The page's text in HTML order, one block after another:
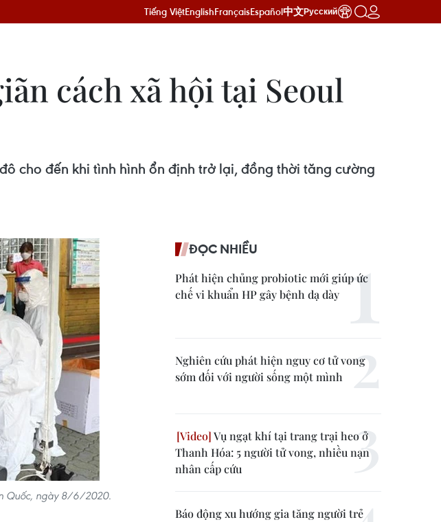
Tiếng ViệtEnglishFrançaisEspañol中文Русский
cách xã hội tại Seoul
cho đến khi tình hình ổn định trở lại, đồng thời tăng cường
Quốc, ngày 8/6/2020.
ĐỌC NHIỀU
Phát hiện chủng probiotic mới giúp ức
chế vi khuẩn HP gây bệnh dạ dày
Nghiên cứu phát hiện nguy cơ tử vong
sớm đối với người sống một mình
Vụ ngạt khí tại trang trại heo ở
Thanh Hóa: 5 người tử vong, nhiều nạn
nhân cấp cứu
Báo động xu hướng gia tăng người trẻ